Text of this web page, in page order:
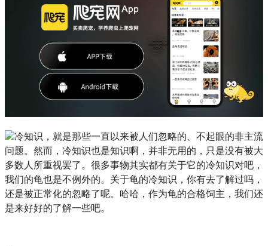
冷知识，就是那些一直以来被人们忽略的、不起眼的非主流
问题。然而，冷知识也是知识啊，并非无用的，只是没有被大
多数人所重视罢了。很多事物其实都有关于它的冷知识对吧，
我们的龟也是不例外的。关于龟的冷知识，你有去了解过吗，
还是被正常化的忽略了呢。哈哈，作为龟的合格饲主，我们还
是来好好的了解一些吧。